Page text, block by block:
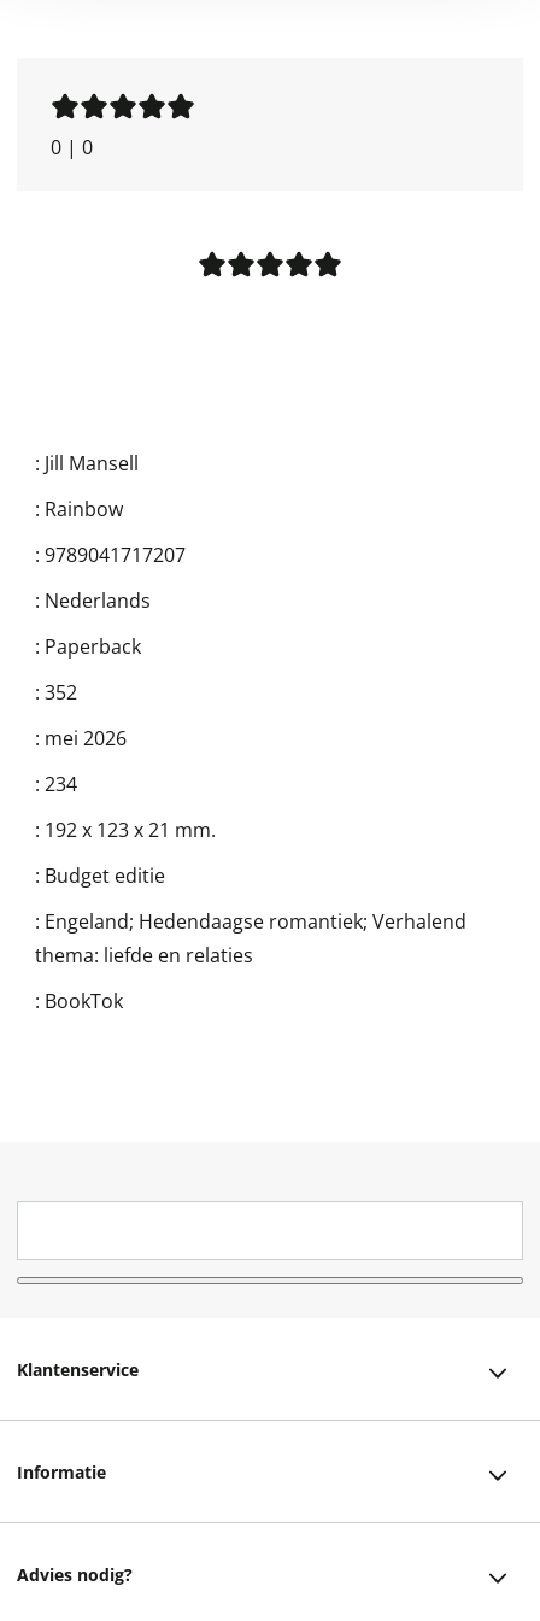
0 | 0
: Jill Mansell
: Rainbow
: 9789041717207
: Nederlands
: Paperback
: 352
: mei 2026
: 234
: 192 x 123 x 21 mm.
: Budget editie
: Engeland; Hedendaagse romantiek; Verhalend
thema: liefde en relaties
: BookTok
Klantenservice
Informatie
Advies nodig?